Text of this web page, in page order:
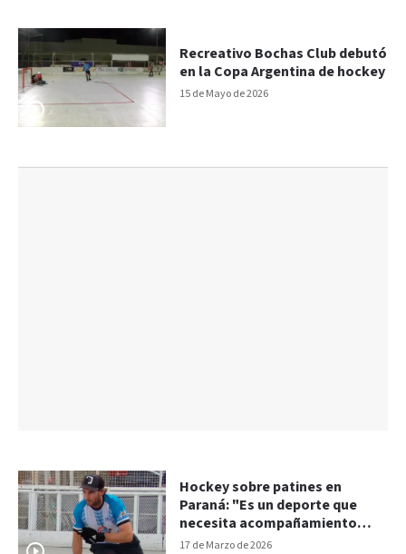
15 de Mayo de 2026
Recreativo Bochas Club debutó
en la Copa Argentina de hockey
17 de Marzo de 2026
Hockey sobre patines en
Paraná: "Es un deporte que
necesita acompañamiento
para seguir desarrollándose"